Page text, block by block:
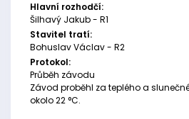
Hlavní rozhodčí:
Šilhavý Jakub - R1
Stavitel tratí:
Bohuslav Václav - R2
Protokol:
Průběh závodu
Závod proběhl za teplého a
okolo 22 °C.